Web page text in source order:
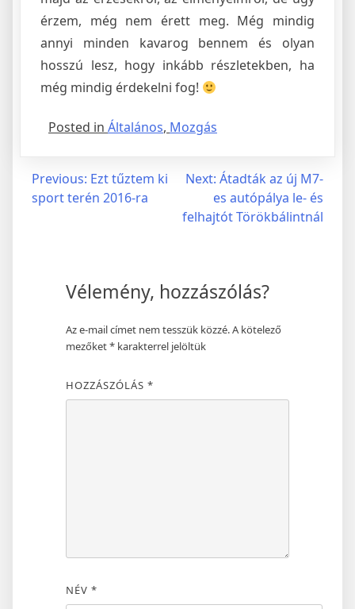
érzem, még nem érett meg. Még mindig
annyi minden kavarog bennem és olyan
hosszú lesz, hogy inkább részletekben, ha
még mindig érdekelni fog!
Posted in Általános, Mozgás
Bejegyzés
navigáció
Previous: Ezt tűztem ki
sport terén 2016-ra
Next: Átadták az új M7-
es autópálya le- és
felhajtót Törökbálintnál
Vélemény, hozzászólás?
Az e-mail címet nem tesszük közzé.A kötelező
mezőket*karakterrel jelöltük
HOZZÁSZÓLÁS *
NÉV *